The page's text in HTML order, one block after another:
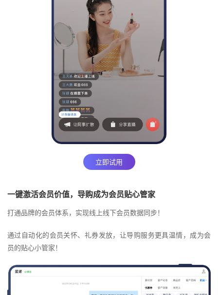
立即试用
一键激活会员价值，导购成为会员贴心管家
打通品牌的会员体系，实现线上线下会员数据同步！
通过自动化的会员关怀、礼券发放，让导购服务更具温情，成为会
员的贴心小管家！